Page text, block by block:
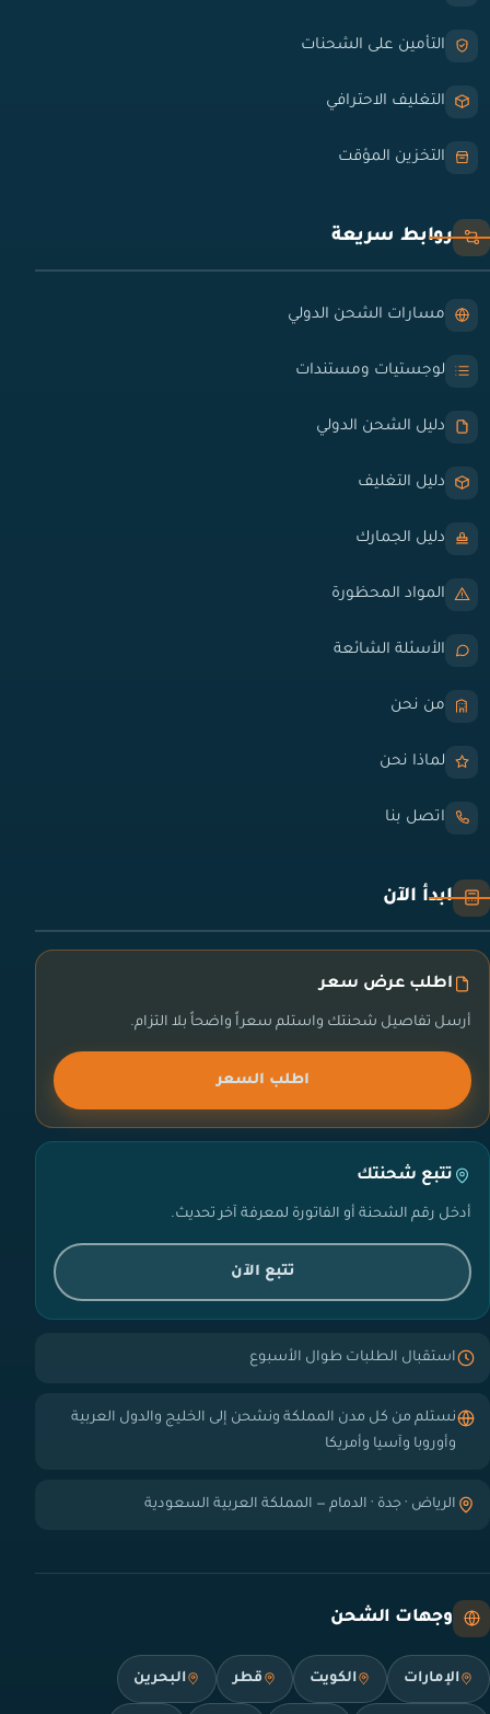
التأمين على الشحنات
التغليف الاحترافي
التخزين المؤقت
روابط سريعة
مسارات الشحن الدولي
لوجستيات ومستندات
دليل الشحن الدولي
دليل التغليف
دليل الجمارك
المواد المحظورة
الأسئلة الشائعة
من نحن
لماذا نحن
اتصل بنا
ابدأ الآن
اطلب عرض سعر
أرسل تفاصيل شحنتك واستلم سعراً واضحاً بلا التزام.
اطلب السعر
تتبع شحنتك
أدخل رقم الشحنة أو الفاتورة لمعرفة آخر تحديث.
تتبع الآن
استقبال الطلبات طوال الأسبوع
نستلم من كل مدن المملكة ونشحن إلى الخليج والدول العربية
وأوروبا وآسيا وأمريكا
الرياض · جدة · الدمام — المملكة العربية السعودية
وجهات الشحن
الإمارات الكويت قطر البحرين